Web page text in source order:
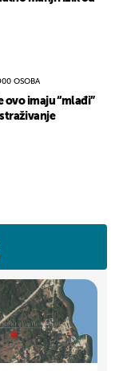
OSOBA
ovo imaju “mlađi”